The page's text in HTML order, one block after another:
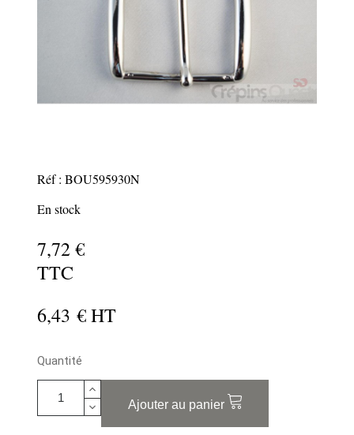
Réf : BOU595930N
En stock
7,72 €
TTC
6,43 € HT
Quantité
Ajouter au panier